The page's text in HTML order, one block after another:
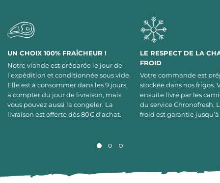
UN CHOIX 100% FRAÎCHEUR !
Notre viande est préparée le jour de
l’expédition et conditionnée sous vide.
Elle est à consommer dans les 9 jours,
à compter du jour de livraison, mais
vous pouvez aussi la congeler. La
livraison est offerte dès 80€ d’achat.
LE RESPECT DE LA
FROID
Votre commande est
stockée dans nos frigos.
ensuite livré par les
du service Chronofresh.
froid est garantie